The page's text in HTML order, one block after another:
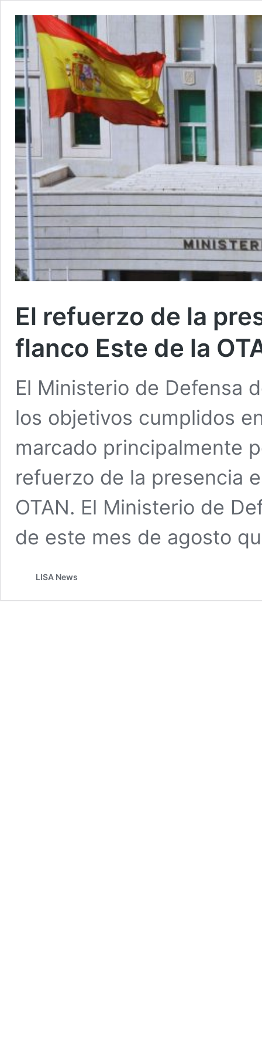
El refuerzo de la
flanco Este de la
El Ministerio de Defensa
los objetivos cumplidos
marcado principalmente
refuerzo de la presencia
OTAN. El Ministerio de
de este mes de agosto
LISA News